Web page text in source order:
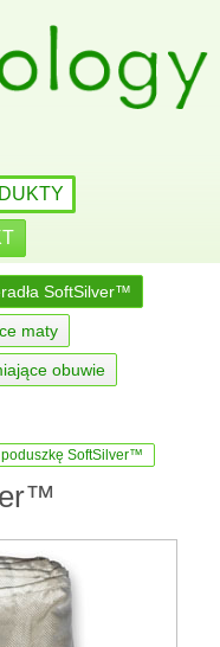
SoftSilver™
maty
obuwie
poduszkę SoftSilver™